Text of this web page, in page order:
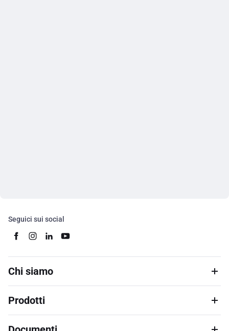
Seguici sui social
Chi siamo
Prodotti